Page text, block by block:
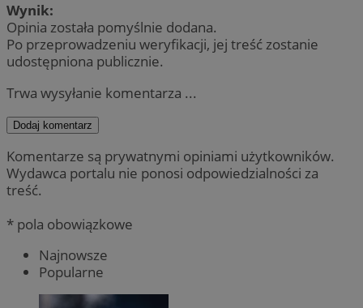
Wynik:
Opinia została pomyślnie dodana.
Po przeprowadzeniu weryfikacji, jej treść zostanie
udostępniona publicznie.
Trwa wysyłanie komentarza ...
Dodaj komentarz
Komentarze są prywatnymi opiniami użytkowników.
Wydawca portalu nie ponosi odpowiedzialności za
treść.
* pola obowiązkowe
Najnowsze
Popularne